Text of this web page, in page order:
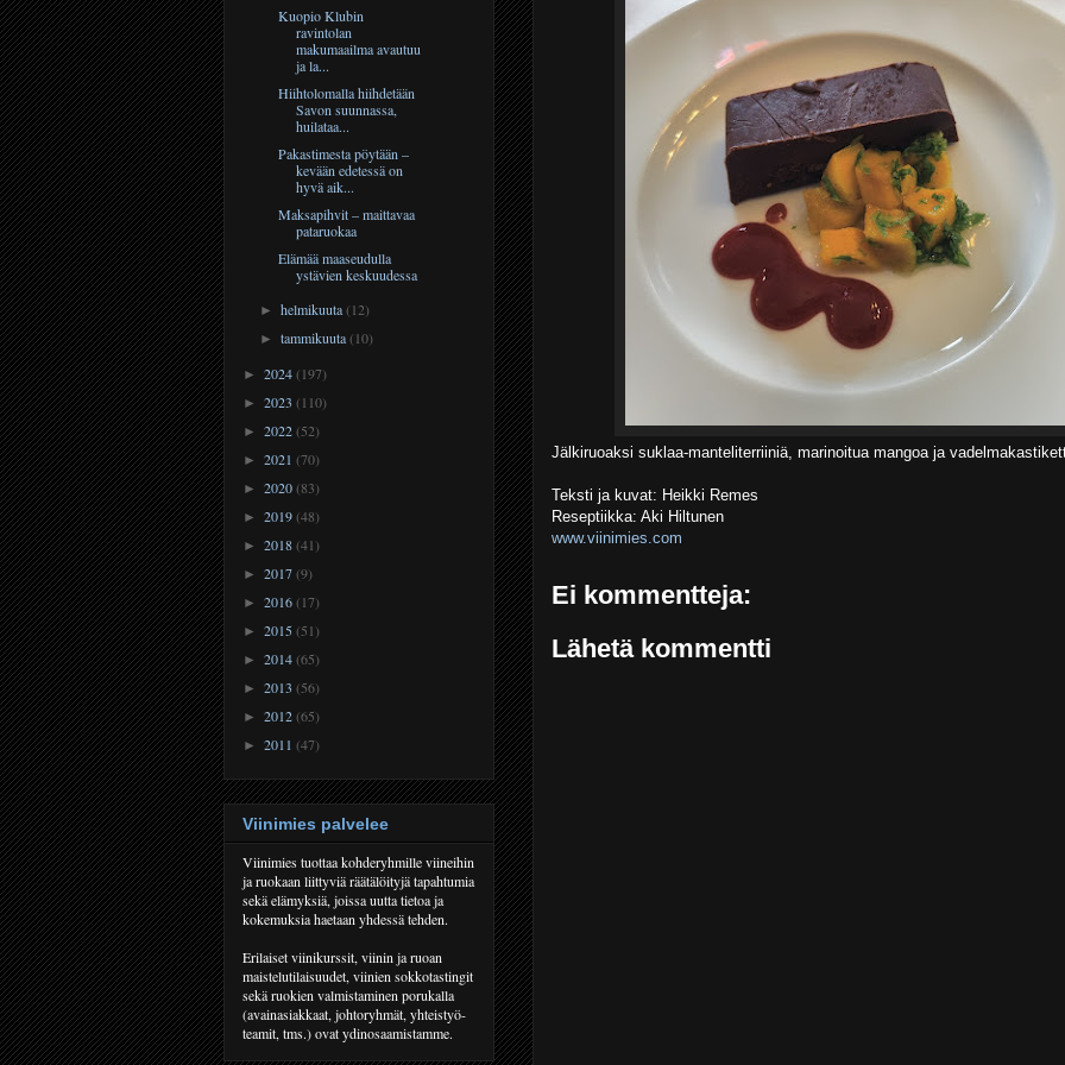
Jälkiruoaksi suklaa-manteliterriiniä, marinoitua mangoa ja
Teksti ja kuvat: Heikki Remes
Reseptiikka: Aki Hiltunen
www.viinimies.com
Ei kommentteja:
Lähetä kommentti
Kuopio Klubin
ravintolan
makumaailma avautuu
ja la...
Hiihtolomalla hiihdetään
Savon suunnassa,
huilataa...
Pakastimesta pöytään –
kevään edetessä on
hyvä aik...
Maksapihvit – maittavaa
pataruokaa
Elämää maaseudulla
ystävien keskuudessa
►helmikuuta(12)
►tammikuuta(10)
► 2024(197)
► 2023 (110)
► 2022(52)
► 2021 (70)
► 2020(83)
► 2019(48)
► 2018(41)
► 2017(9)
► 2016(17)
► 2015(51)
► 2014(65)
► 2013 (56)
► 2012(65)
► 2011 (47)
Viinimies palvelee
Viinimies tuottaa kohderyhmille viineihin
ja ruokaan liittyviä räätälöityjä tapahtumia
sekä elämyksiä, joissa uutta tietoa ja
kokemuksia haetaan yhdessä tehden.
Erilaiset viinikurssit, viinin ja ruoan
maistelutilaisuudet, viinien sokkotastingit
sekä ruokien valmistaminen porukalla
(avainasiakkaat, johtoryhmät, yhteistyö-
teamit, tms.) ovat ydinosaamistamme.